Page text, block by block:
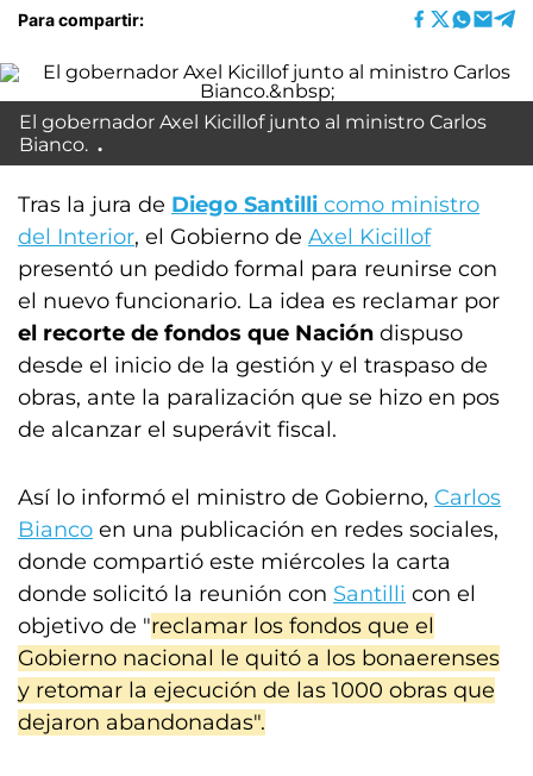
Para compartir:
El gobernador Axel Kicillof junto al ministro Carlos
Bianco.
Tras la jura de Diego Santilli como ministro
del Interior, el Gobierno de Axel Kicillof
presentó un pedido formal para reunirse con
el nuevo funcionario. La idea es reclamar por
el recorte de fondos que Nación dispuso
desde el inicio de la gestión y el traspaso de
obras, ante la paralización que se hizo en pos
de alcanzar el superávit fiscal.
Así lo informó el ministro de Gobierno, Carlos
Bianco en una publicación en redes sociales,
donde compartió este miércoles la carta
donde solicitó la reunión con Santilli con el
objetivo de "reclamar los fondos que el
Gobierno nacional le quitó a los bonaerenses
y retomar la ejecución de las 1000 obras que
dejaron abandonadas".